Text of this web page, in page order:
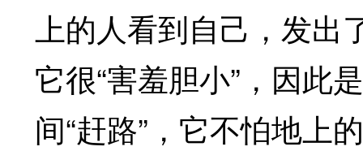
上的人看到自己，发出
它很“害羞胆小”，因此
间“赶路”，它不怕地上